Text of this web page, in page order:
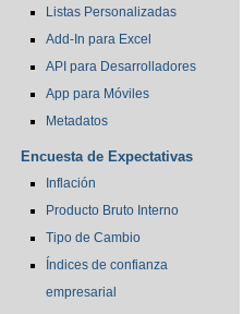
Listas Personalizadas
Add-In para Excel
API para Desarrolladores
App para Móviles
Metadatos
Encuesta de Expectativas
Inflación
Producto Bruto Interno
Tipo de Cambio
Índices de confianza
empresarial